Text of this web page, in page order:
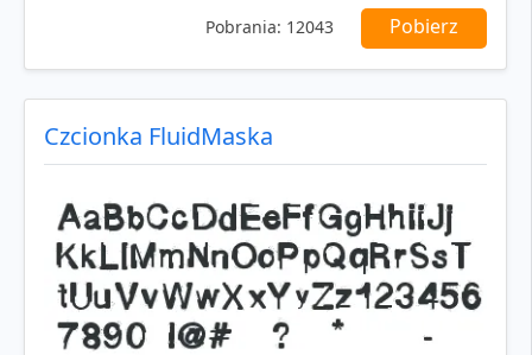
Pobrania: 12043 Pobierz
Czcionka FluidMaska